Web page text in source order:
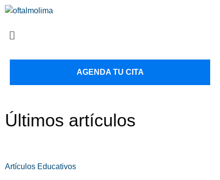
AGENDA TU CITA
Últimos artículos
Artículos Educativos